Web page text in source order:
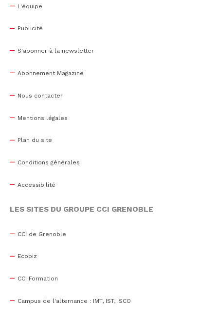
L'équipe
Publicité
S'abonner à la newsletter
Abonnement Magazine
Nous contacter
Mentions légales
Plan du site
Conditions générales
Accessibilité
LES SITES DU GROUPE CCI GRENOBLE
CCI de Grenoble
Ecobiz
CCI Formation
Campus de l'alternance : IMT, IST, ISCO